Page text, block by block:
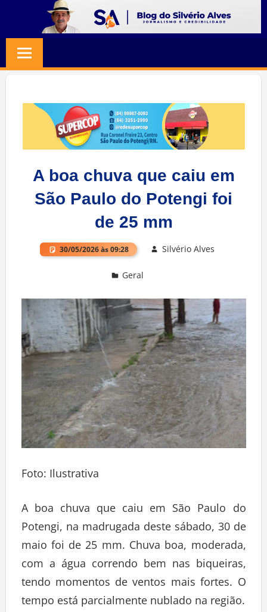
content
SILVERIO
ALVES
Jornalismo
Credibilidade
A boa chuva que caiu em
São Paulo do Potengi foi
de 25 mm
30/05/2026 às 09:28 Silvério Alves
Geral
Foto: Ilustrativa
A boa chuva que caiu em São Paulo do
Potengi, na madrugada deste sábado, 30 de
maio foi de 25 mm. Chuva boa, moderada,
com a água correndo bem nas biqueiras,
tendo momentos de ventos mais fortes. O
tempo está parcialmente nublado na região.